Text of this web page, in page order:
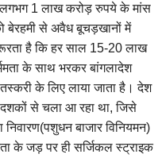
लगभग 1 लाख करोड़ रुपये के मांस
से अवैध बूचड़खानों में
है कि हर साल 15-20 लाख
के साथ भरकर बांगलादेश
के लिए लाया जाता है। देश
से चला आ रहा था, जिसे
बाजार विनियमन)
के जड़ पर ही सर्जिकल स्ट्राइक